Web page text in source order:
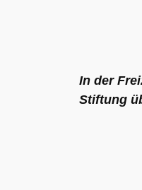
In der
Stiftung